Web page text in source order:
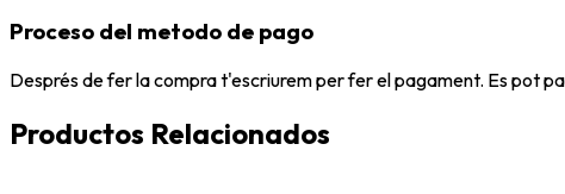
Proceso del metodo de pago
Després de fer la compra t'escriurem per fer el pagament. Es pot
Productos Relacionados